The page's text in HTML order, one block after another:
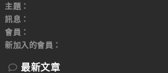
主題
訊息
會員
新加入的會員
最新文章